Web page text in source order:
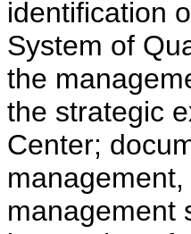
identification
System of
the
the strategic
Center;
management